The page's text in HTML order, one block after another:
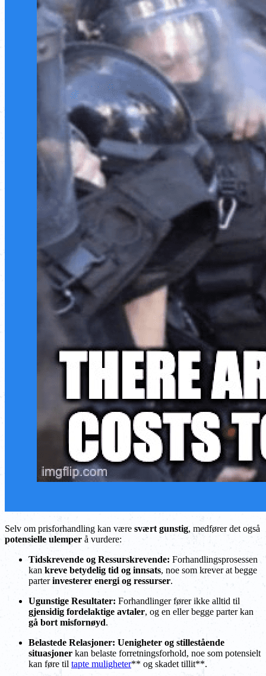
Selv om prisforhandling kan være svært gunstig, medfører det også
potensielle ulemper å vurdere:
Tidskrevende og Ressurskrevende: Forhandlingsprosessen
kan kreve betydelig tid og innsats, noe som krever at begge
parterinvesterer energi og ressurser.
Ugunstige Resultater: Forhandlinger fører ikke alltid til
gjensidig fordelaktige avtaler, og en eller begge parter kan
gå bort misfornøyd.
Belastede Relasjoner: Uenigheter og stillestående
situasjoner kan belaste forretningsforhold, noe som potensielt
kan føre til tapte muligheter** og skadet tillit**.